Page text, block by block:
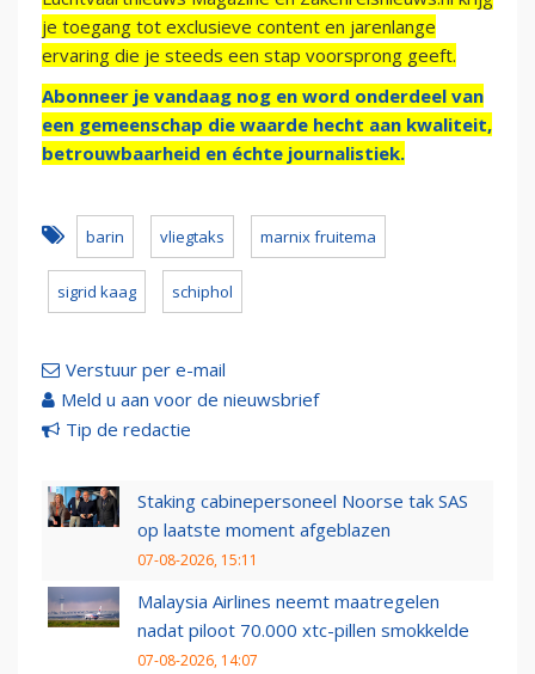
je toegang tot exclusieve content en jarenlange
ervaring die je steeds een stap voorsprong geeft.
Abonneer je vandaag nog en word onderdeel van
een gemeenschap die waarde hecht aan kwaliteit,
betrouwbaarheid en échte journalistiek.
barin vliegtaks marnix fruitema
sigrid kaag schiphol
Verstuur per e-mail
Meld u aan voor de nieuwsbrief
Tip de redactie
Staking cabinepersoneel Noorse tak SAS
op laatste moment afgeblazen
07-08-2026, 15:11
Malaysia Airlines neemt maatregelen
nadat piloot 70.000 xtc-pillen smokkelde
07-08-2026, 14:07